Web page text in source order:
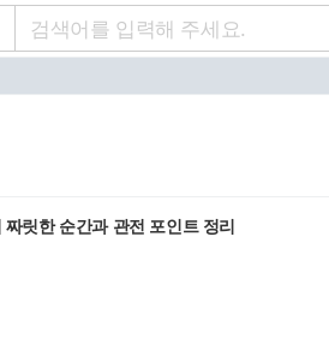
릿한 순간과 관전 포인트 정리